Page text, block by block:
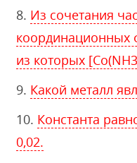
Из сочетания
координационных
из которых
Какой металл
Константа
0,02.